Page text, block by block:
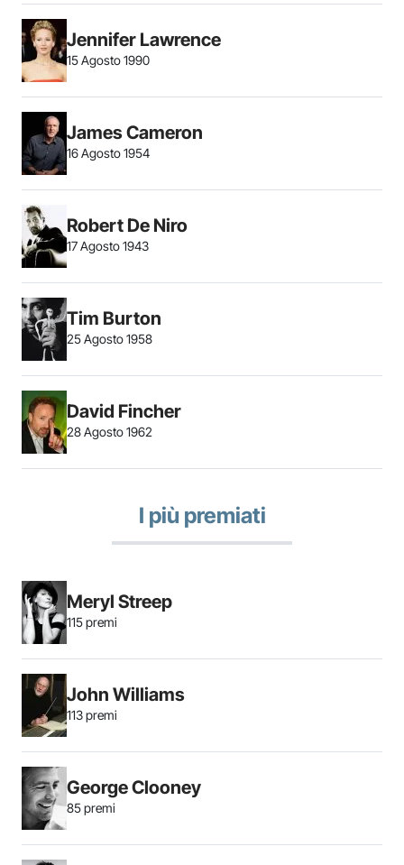
Jennifer Lawrence
15 Agosto 1990
James Cameron
16 Agosto 1954
Robert De Niro
17 Agosto 1943
Tim Burton
25 Agosto 1958
David Fincher
28 Agosto 1962
I più premiati
Meryl Streep
115 premi
John Williams
113 premi
George Clooney
85 premi